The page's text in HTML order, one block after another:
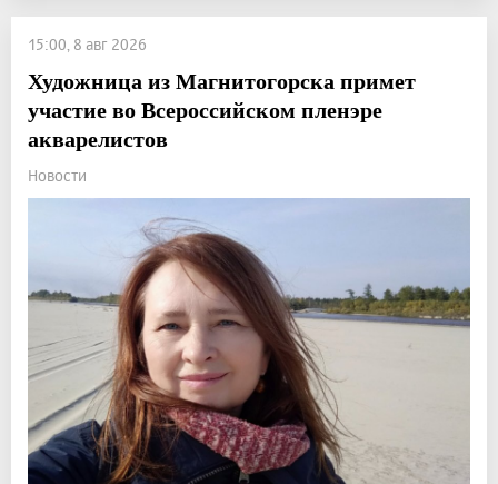
15:00, 8 авг 2026
Художница из Магнитогорска примет
участие во Всероссийском пленэре
акварелистов
Новости